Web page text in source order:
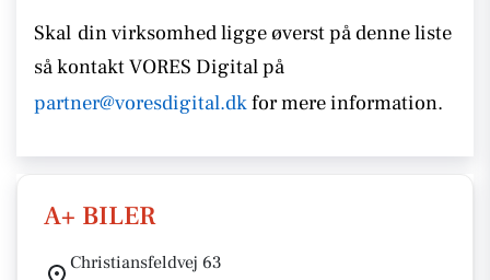
Skal din virksomhed ligge øverst på denne liste
så kontaktVORES Digital på
partner@voresdigital.dkfor mere information.
A+ BILER
Christiansfeldvej 63